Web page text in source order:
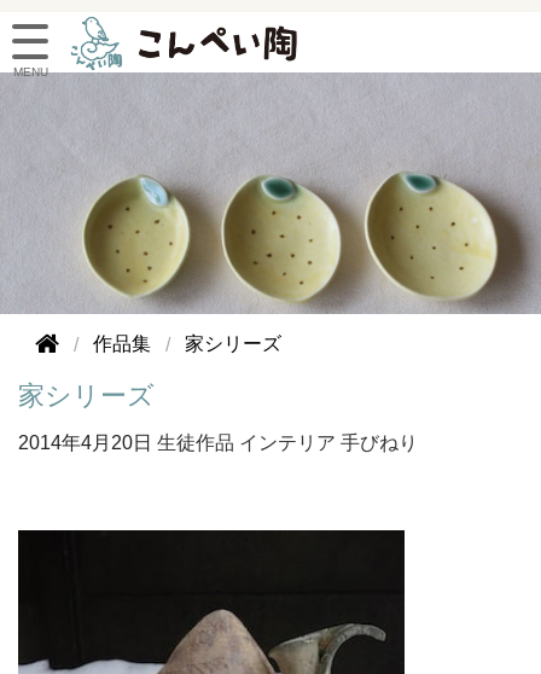
作品集 家シリーズ
家シリーズ
2014年4月20日 生徒作品 インテリア 手びねり